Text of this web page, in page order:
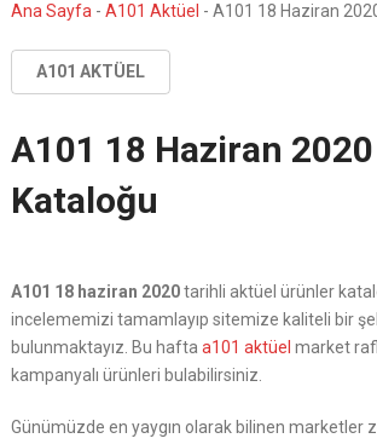
Ana Sayfa - A101 Aktüel - A101 18 Haziran
A101 AKTÜEL
A101 18 Haziran
Kataloğu
A101 18 haziran 2020tarihli aktüel ürünler
incelememizi tamamlayıp sitemize kaliteli bir
bulunmaktayız. Bu hafta a101 aktüel market
kampanyalı ürünleri bulabilirsiniz.
Günümüzde en yaygın olarak bilinen marketler